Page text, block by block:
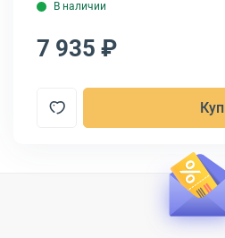
В наличии
7 935 ₽